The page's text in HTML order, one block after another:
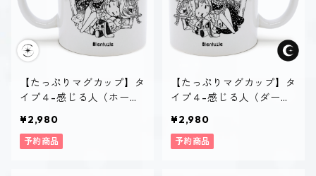
【たっぷりマグカップ】タ
イプ４-感じる人（ホーリ
¥2,980
予約商品
【たっぷりマグカップ】タ
イプ４-感じる人（ダー
¥2,980
予約商品